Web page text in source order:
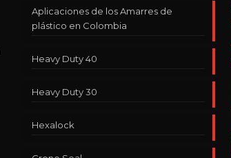
Aplicaciones de los Amarres de
plástico en Colombia
Heavy Duty 40
Heavy Duty 30
Hexalock